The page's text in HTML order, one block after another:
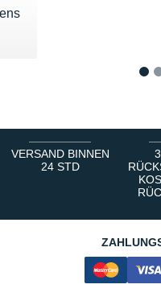
VERSAND BINNEN
24 STD